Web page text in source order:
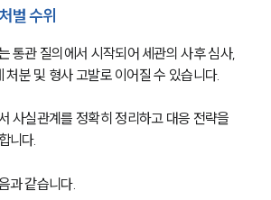
벌 수위
통관 질의에서 시작되어 세관의 사후 심사,
처분 및 형사 고발로 이어질 수 있습니다.
사실관계를 정확히 정리하고 대응 전략을
니다.
과 같습니다.